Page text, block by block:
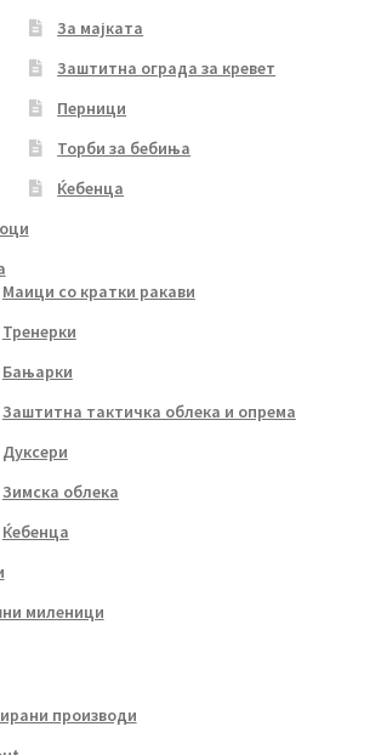
За мајката
Заштитна ограда за кревет
Перници
Торби за бебиња
Ќебенца
Маици со кратки ракави
Тренерки
Бањарки
Заштитна тактичка облека и опрема
Дуксери
Зимска облека
Ќебенца
миленици
производи